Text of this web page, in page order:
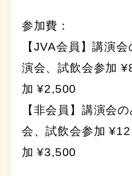
参加費：
【JVA会員】講演
演会、試飲会参加
加 ¥2,500
【非会員】講演会
会、試飲会参加
加 ¥3,500